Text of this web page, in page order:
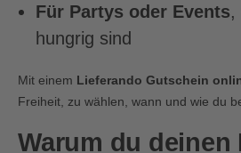
Für Partys oder Events,
hungrig sind
Mit einem Lieferando Gutschein
Freiheit, zu wählen, wann und wie du
Warum du deinen